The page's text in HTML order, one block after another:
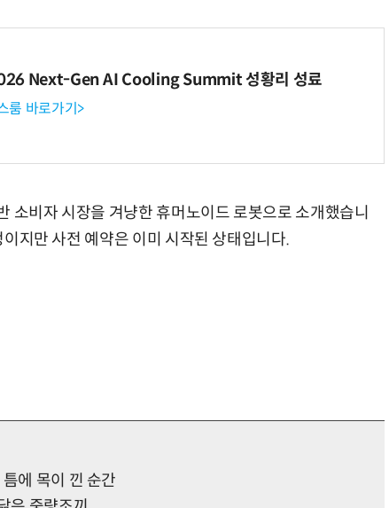
Next-Gen AI Cooling Summit 성황리 성료
룸 바로가기>
소비자 시장을 겨냥한 휴머노이드 로봇으로 소개했습니
지만 사전 예약은 이미 시작된 상태입니다.
에 목이 낀 순간